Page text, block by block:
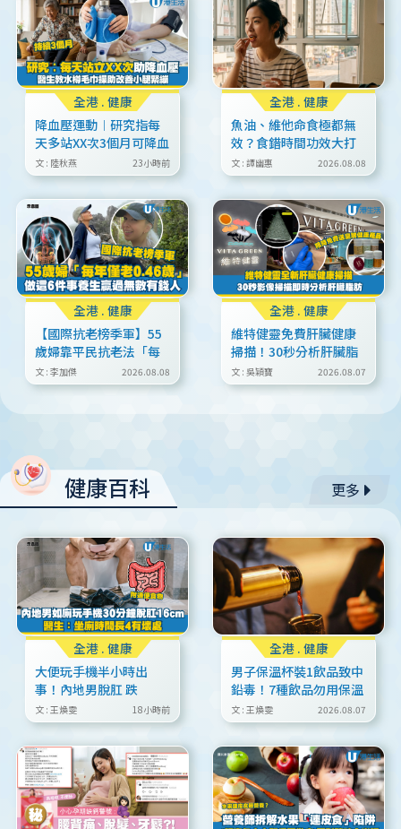
全港 . 健康
降血壓運動︱研究指每
天多站XX次3個月可降血
壓！附降血壓「水樽毛
巾操」
文 : 陸秋燕 23小時前
全港 . 健康
魚油、維他命食極都無
效？食錯時間功效大打
折扣！營養師揭4大保健
品真正吸收時機
文 : 譚幽惠 2026.08.08
全港 . 健康
【國際抗老榜季軍】55
歲婦靠平民抗老法「每
年僅老0.46歲」 做這6
件事贏過無數有錢人
文 : 李加傑 2026.08.08
全港 . 健康
維特健靈免費肝臟健康
掃描！30秒分析肝臟脂
肪＋限時免費送皇牌健
康產品
文 : 吳穎寶 2026.08.07
健康百科 更多
全港 . 健康
大便玩手機半小時出
事！內地男脫肛 跌
16cm直腸須切除！醫生
揭久坐如廁 4 大恐怖後
果
文 : 王煥雯 18小時前
全港 . 健康
男子保溫杯裝1飲品致中
鉛毒！7種飲品勿用保溫
壺 可致嚴重貧血/損肝腎
功能/失智
文 : 王煥雯 2026.08.07